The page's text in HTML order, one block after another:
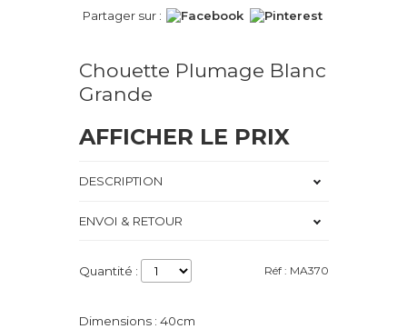
Partager sur :
Chouette Plumage Blanc
Grande
AFFICHER LE PRIX
DESCRIPTION
ENVOI & RETOUR
Quantité : Réf : MA370
Dimensions : 40cm